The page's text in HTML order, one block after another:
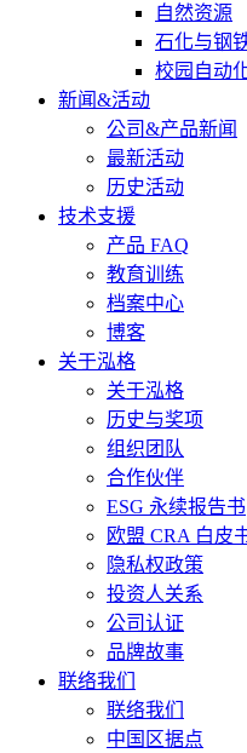
自然资源
石化与钢
校园自动
新闻&活动
公司&产品新闻
最新活动
历史活动
技术支援
产品 FAQ
教育训练
档案中心
博客
关于泓格
关于泓格
历史与奖项
组织团队
合作伙伴
ESG 永续报告书
欧盟 CRA 白皮
隐私权政策
投资人关系
公司认证
品牌故事
联络我们
联络我们
中国区据点